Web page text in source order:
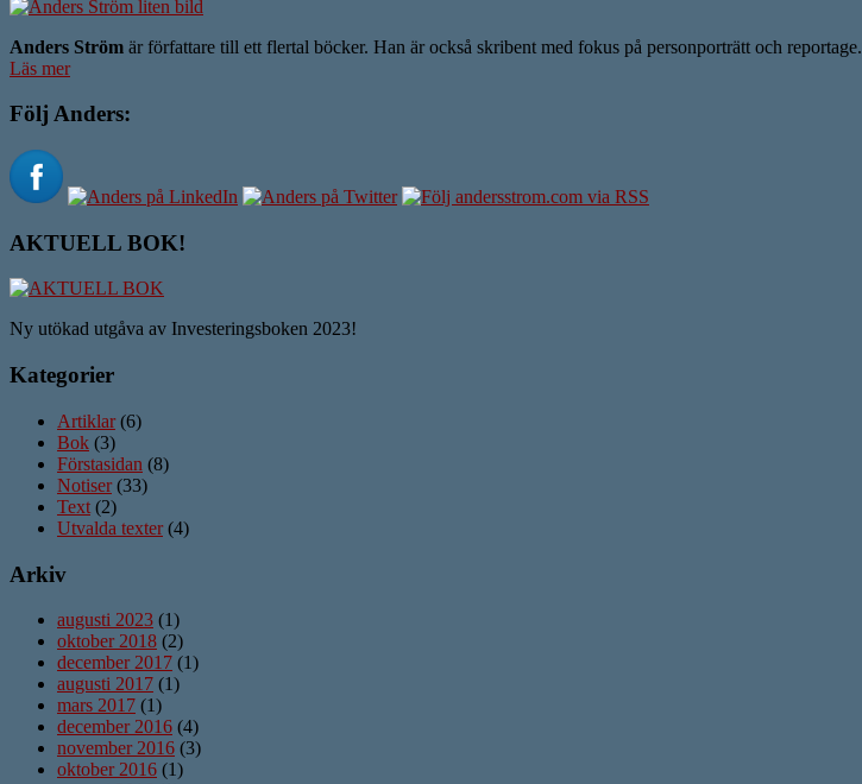
Anders Ström är författare till ett flertal böcker. Han är också skribent med fokus på personporträtt och reportage.
Läs mer
Följ Anders:
AKTUELL BOK!
Ny utökad utgåva av Investeringsboken 2023!
Kategorier
Artiklar(6)
Bok (3)
Förstasidan (8)
Notiser(33)
Text (2)
Utvalda texter(4)
Arkiv
augusti 2023 (1)
oktober 2018 (2)
december 2017 (1)
augusti 2017 (1)
mars 2017 (1)
december 2016 (4)
november 2016 (3)
oktober 2016 (1)